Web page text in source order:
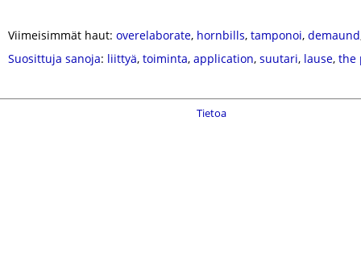
Viimeisimmät haut: overelaborate, hornbills, tamponoi, demaund
Suosittuja sanoja: liittyä, toiminta, application, suutari, lause, the
Tietoa